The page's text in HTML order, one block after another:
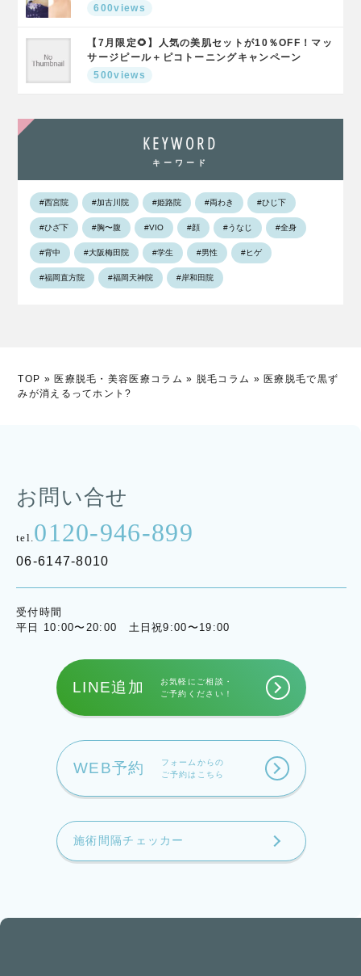
600views
【7月限定🌻】人気の美肌セットが10％OFF！マッ
サージピール＋ピコトーニングキャンペーン
500views
KEYWORD
キーワード
#西宮院 #加古川院 #姫路院 #両わき #ひじ下
#ひざ下 #胸〜腹 #VIO #顔 #うなじ #全身
#背中 #大阪梅田院 #学生 #男性 #ヒゲ
#福岡直方院 #福岡天神院 #岸和田院
TOP »医療脱毛・美容医療コラム » 脱毛コラム »医療脱毛で黒ず
みが消えるってホント?
お問い合せ
tel. 0120-946-899
06-6147-8010
受付時間
平日 10:00〜20:00 土日祝9:00〜19:00
LINE追加
お気軽にご相談・
ご予約ください！
WEB予約
フォームからの
ご予約はこちら
施術間隔チェッカー